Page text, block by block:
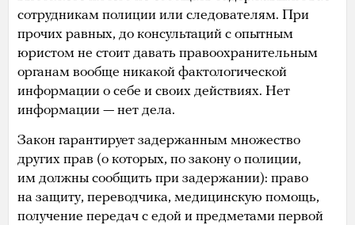
сотрудникам полиции или следователям. При
прочих равных, до консультаций с опытным
юристом не стоит давать правоохранительным
органам вообще никакой фактологической
информации о себе и своих действиях. Нет
информации — нет дела.
Закон гарантирует задержанным множество
других прав (о которых, по закону о полиции,
им должны сообщить при задержании): право
на защиту, переводчика, медицинскую помощь,
получение передач с едой и предметами первой